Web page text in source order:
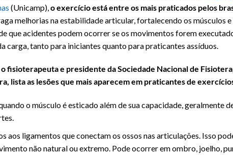
(Unicamp), o exercício está entre os mais praticados pelos
melhorias na estabilidade articular, fortalecendo os músculos
que acidentes podem ocorrer se os movimentos forem
carga, tanto para iniciantes quanto para praticantes assíduos.
o fisioterapeuta e presidente da Sociedade Nacional de
lista as lesões que mais aparecem em praticantes de
o músculo é esticado além de sua capacidade, geralmente
aos ligamentos que conectam os ossos nas articulações. Isso
não natural ou extremo. Pode ocorrer em ombro, joelho,